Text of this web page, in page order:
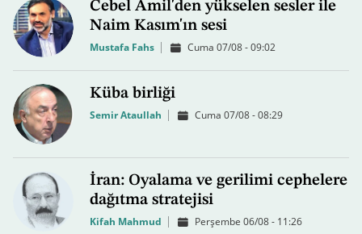
Cebel Amil'den yükselen sesler ile
Naim Kasım'ın sesi
Mustafa Fahs Cuma 07/08 - 09:02
Küba birliği
Semir Ataullah Cuma 07/08 - 08:29
İran: Oyalama ve gerilimi cephelere
dağıtma stratejisi
Kifah Mahmud Perşembe 06/08 - 11:26